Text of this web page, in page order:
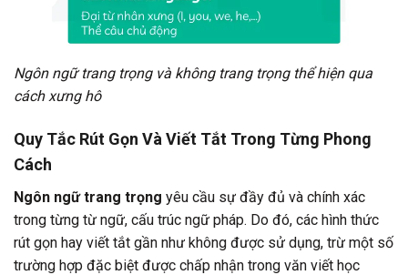
Ngôn ngữ trang trọng và không trang trọng thể hiện qua
cách xưng hô
Quy Tắc Rút Gọn Và Viết Tắt Trong Từng Phong
Cách
Ngôn ngữ trang trọng yêu cầu sự đầy đủ và chính xác
trong từng từ ngữ, cấu trúc ngữ pháp. Do đó, các hình thức
rút gọn hay viết tắt gần như không được sử dụng, trừ một số
trường hợp đặc biệt được chấp nhận trong văn viết học